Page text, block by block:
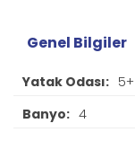
Genel Bilgiler
Yatak Odası: 5+
Banyo: 4